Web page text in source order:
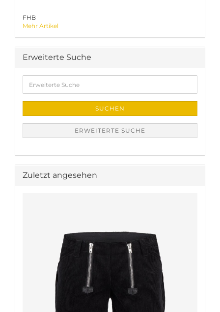
FHB
Mehr Artikel
Erweiterte Suche
Suche
SUCHEN
ERWEITERTE SUCHE
Zuletzt angesehen